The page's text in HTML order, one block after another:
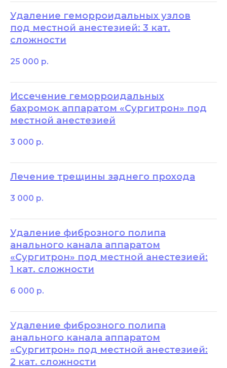
Удаление геморроидальных узлов
под местной анестезией: 3 кат.
сложности
25 000 р.
Иссечение геморроидальных
бахромок аппаратом «Сургитрон» под
местной анестезией
3 000 р.
Лечение трещины заднего прохода
3 000 р.
Удаление фиброзного полипа
анального канала аппаратом
«Сургитрон» под местной анестезией:
1 кат. сложности
6 000 р.
Удаление фиброзного полипа
анального канала аппаратом
«Сургитрон» под местной анестезией:
2 кат. сложности